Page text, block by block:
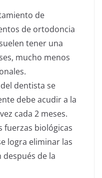
de
de ortodoncia
tener una
mucho menos
dentista se
debe acudir a la
cada 2 meses.
fuerzas biológicas
logra eliminar las
de la